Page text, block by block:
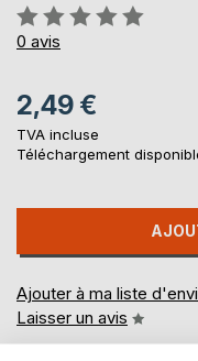
Évaluation:
0%
0 avis
2,49 €
TVA incluse
Téléchargement
Ajouter à ma liste
Laisser un avis